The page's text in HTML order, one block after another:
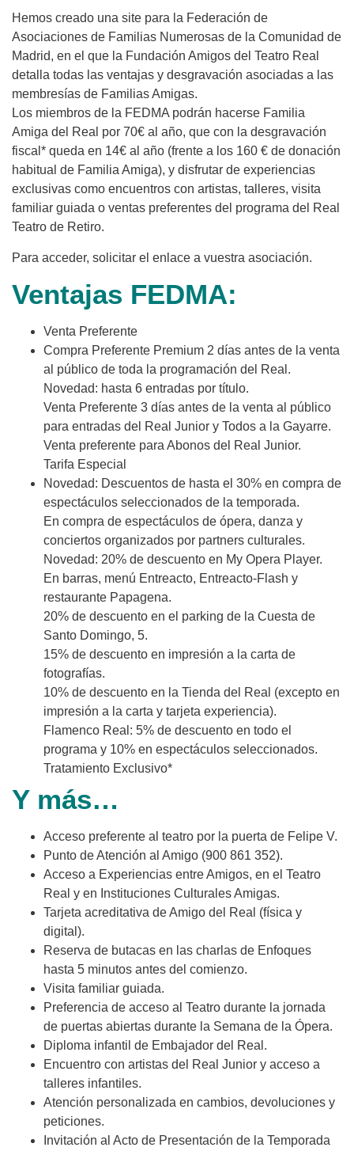
Hemos creado una site para la Federación de
Asociaciones de Familias Numerosas de la Comunidad de
Madrid, en el que la Fundación Amigos del Teatro Real
detalla todas las ventajas y desgravación asociadas a las
membresías de Familias Amigas.
Los miembros de la FEDMA podrán hacerse Familia
Amiga del Real por 70€ al año, que con la desgravación
fiscal* queda en 14€ al año (frente a los 160 € de donación
habitual de Familia Amiga), y disfrutar de experiencias
exclusivas como encuentros con artistas, talleres, visita
familiar guiada o ventas preferentes del programa del Real
Teatro de Retiro.
Para acceder, solicitar el enlace a vuestra asociación.
Ventajas FEDMA:
Venta Preferente
Compra Preferente Premium 2 días antes de la venta
al público de toda la programación del Real.
Novedad: hasta 6 entradas por título.
Venta Preferente 3 días antes de la venta al público
para entradas del Real Junior y Todos a la Gayarre.
Venta preferente para Abonos del Real Junior.
Tarifa Especial
Novedad: Descuentos de hasta el 30% en compra de
espectáculos seleccionados de la temporada.
En compra de espectáculos de ópera, danza y
conciertos organizados por partners culturales.
Novedad: 20% de descuento en My Opera Player.
En barras, menú Entreacto, Entreacto-Flash y
restaurante Papagena.
20% de descuento en el parking de la Cuesta de
Santo Domingo, 5.
15% de descuento en impresión a la carta de
fotografías.
10% de descuento en la Tienda del Real (excepto en
impresión a la carta y tarjeta experiencia).
Flamenco Real: 5% de descuento en todo el
programa y 10% en espectáculos seleccionados.
Tratamiento Exclusivo*
Y más…
Acceso preferente al teatro por la puerta de Felipe V.
Punto de Atención al Amigo (900 861 352).
Acceso a Experiencias entre Amigos, en el Teatro
Real y en Instituciones Culturales Amigas.
Tarjeta acreditativa de Amigo del Real (física y
digital).
Reserva de butacas en las charlas de Enfoques
hasta 5 minutos antes del comienzo.
Visita familiar guiada.
Preferencia de acceso al Teatro durante la jornada
de puertas abiertas durante la Semana de la Ópera.
Diploma infantil de Embajador del Real.
Encuentro con artistas del Real Junior y acceso a
talleres infantiles.
Atención personalizada en cambios, devoluciones y
peticiones.
Invitación al Acto de Presentación de la Temporada